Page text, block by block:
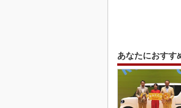
あなたにおすす